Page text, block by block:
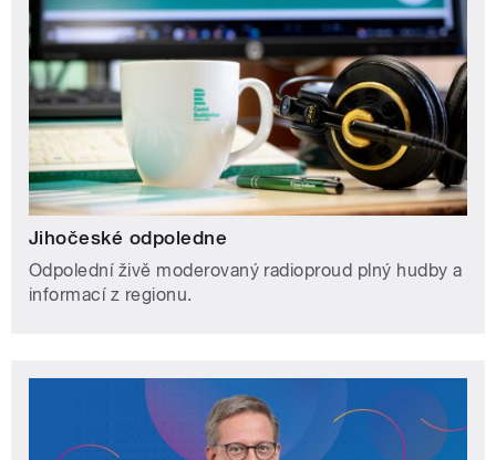
Jihočeské odpoledne
Odpolední živě moderovaný radioproud plný hudby a
informací z regionu.